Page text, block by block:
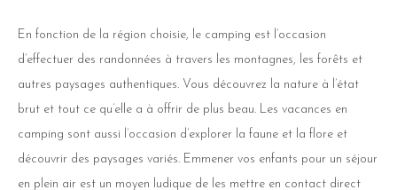
En fonction de la région choisie, le camping est l’occasion
d’effectuer des randonnées à travers les montagnes, les forêts et
autres paysages authentiques. Vous découvrez la nature à l’état
brut et tout ce qu’elle a à offrir de plus beau. Les vacances en
camping sont aussi l’occasion d’explorer la faune et la flore et
découvrir des paysages variés. Emmener vos enfants pour un séjour
en plein air est un moyen ludique de les mettre en contact direct